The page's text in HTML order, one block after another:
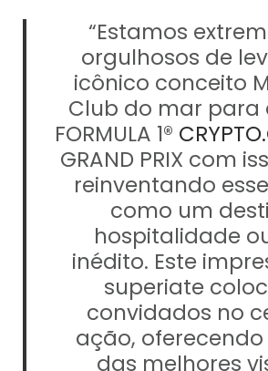
“Estamos
orgulhosos de
icônico conceito
Club do mar para
FORMULA 1®
GRAND PRIX com
reinventando
como um
hospitalidade
inédito. Este
superiate
convidados no
ação,
das melhores